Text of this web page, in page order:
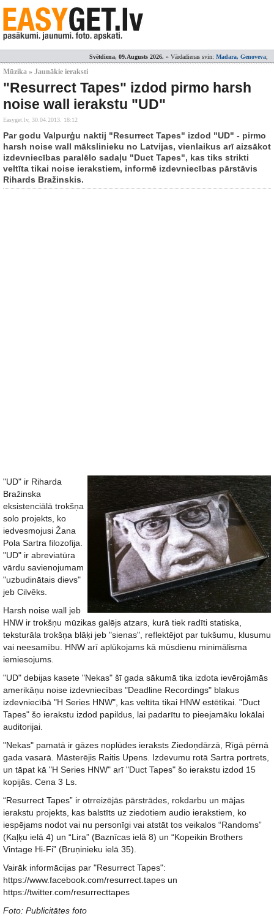
Svētdiena, 09.Augusts 2026. » Vārdadienas svin: Madara, Genoveva;
Mūzika » Jaunākie ieraksti
"Resurrect Tapes" izdod pirmo harsh
noise wall ierakstu "UD"
Easyget.lv, 30.04.2013. 18:12
Par godu Valpurģu naktij "Resurrect Tapes" izdod "UD" - pirmo
harsh noise wall mākslinieku no Latvijas, vienlaikus arī aizsākot
izdevniecības paralēlo sadaļu "Duct Tapes", kas tiks strikti
veltīta tikai noise ierakstiem, informē izdevniecības pārstāvis
Rihards Bražinskis.
"UD" ir Riharda
Bražinska
eksistenciālā trokšņa
solo projekts, ko
iedvesmojusi Žana
Pola Sartra filozofija.
"UD" ir abreviatūra
vārdu savienojumam
"uzbudinātais dievs"
jeb Cilvēks.
Harsh noise wall jeb
HNW ir trokšņu mūzikas galējs atzars, kurā tiek radīti statiska,
teksturāla trokšņa blāķi jeb "sienas", reflektējot par tukšumu, klusumu
vai neesamību. HNW arī aplūkojams kā mūsdienu minimālisma
iemiesojums.
"UD" debijas kasete "Nekas" šī gada sākumā tika izdota ievērojāmās
amerikāņu noise izdevniecības "Deadline Recordings" blakus
izdevniecībā "H Series HNW", kas veltīta tikai HNW estētikai. "Duct
Tapes" šo ierakstu izdod papildus, lai padarītu to pieejamāku lokālai
auditorijai.
"Nekas" pamatā ir gāzes noplūdes ieraksts Ziedoņdārzā, Rīgā pērnā
gada vasarā. Māsterējis Raitis Upens. Izdevumu rotā Sartra portrets,
un tāpat kā "H Series HNW" arī "Duct Tapes" šo ierakstu izdod 15
kopijās. Cena 3 Ls.
“Resurrect Tapes” ir otrreizējās pārstrādes, rokdarbu un mājas
ierakstu projekts, kas balstīts uz ziedotiem audio ierakstiem, ko
iespējams nodot vai nu personīgi vai atstāt tos veikalos “Randoms”
(Kaļķu ielā 4) un “Lira” (Baznīcas ielā 8) un “Kopeikin Brothers
Vintage Hi-Fi” (Bruņinieku ielā 35).
Vairāk informācijas par "Resurrect Tapes":
https://www.facebook.com/resurrect.tapes un
https://twitter.com/resurrecttapes
Foto: Publicitātes foto